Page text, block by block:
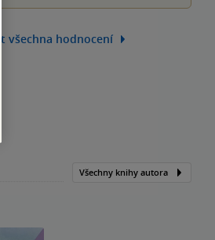
všechna hodnocení
Všechny knihy autora